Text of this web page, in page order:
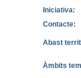
Iniciativa:
Contacte:
Abast
Àmbits